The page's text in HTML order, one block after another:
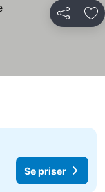
Del
Se priser